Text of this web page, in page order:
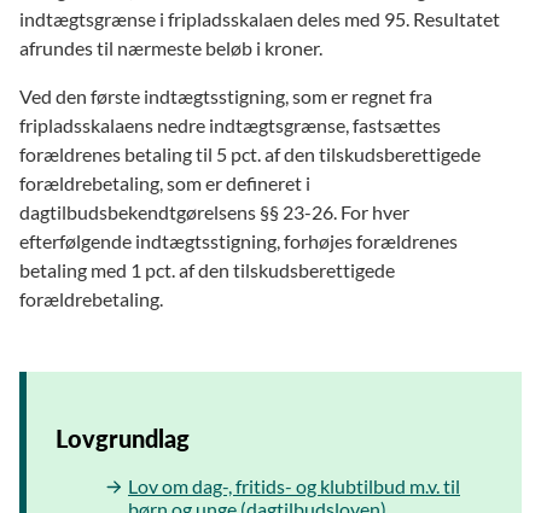
indtægtsgrænse i fripladsskalaen deles med 95. Resultatet
afrundes til nærmeste beløb i kroner.
Ved den første indtægtsstigning, som er regnet fra
fripladsskalaens nedre indtægtsgrænse, fastsættes
forældrenes betaling til 5 pct. af den tilskudsberettigede
forældrebetaling, som er defineret i
dagtilbudsbekendtgørelsens §§ 23-26. For hver
efterfølgende indtægtsstigning, forhøjes forældrenes
betaling med 1 pct. af den tilskudsberettigede
forældrebetaling.
Lovgrundlag
Lov om dag-, fritids- og klubtilbud m.v. til
børn og unge (dagtilbudsloven)